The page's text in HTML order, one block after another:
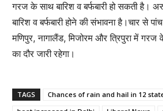
गरज के साथ बारिश व बर्फबारी हो सकती है।
बारिश व बर्फबारी होने की संभावना है।चार से
मणिपुर, नागालैंड, मिजोरम और त्रिपुरा में
का दौर जारी रहेगा।
TAGS
Chances of rain and hail in 12